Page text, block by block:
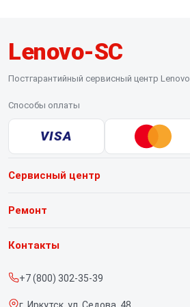
Lenovo-SC
Постгарантийный сервисный центр Lenovo
Способы оплаты
VISA
Сервисный центр
О нашем сервисе
Срочный ремонт
Ремонт
Ноутбуков
Контакты
+7 (800) 302-35-39
г. Иркутск, ул. Седова, 48